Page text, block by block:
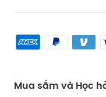
Mua sắm và Học